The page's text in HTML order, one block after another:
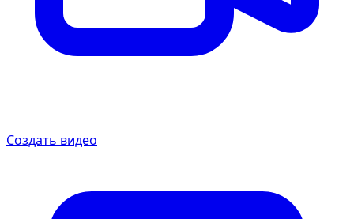
Создать видео